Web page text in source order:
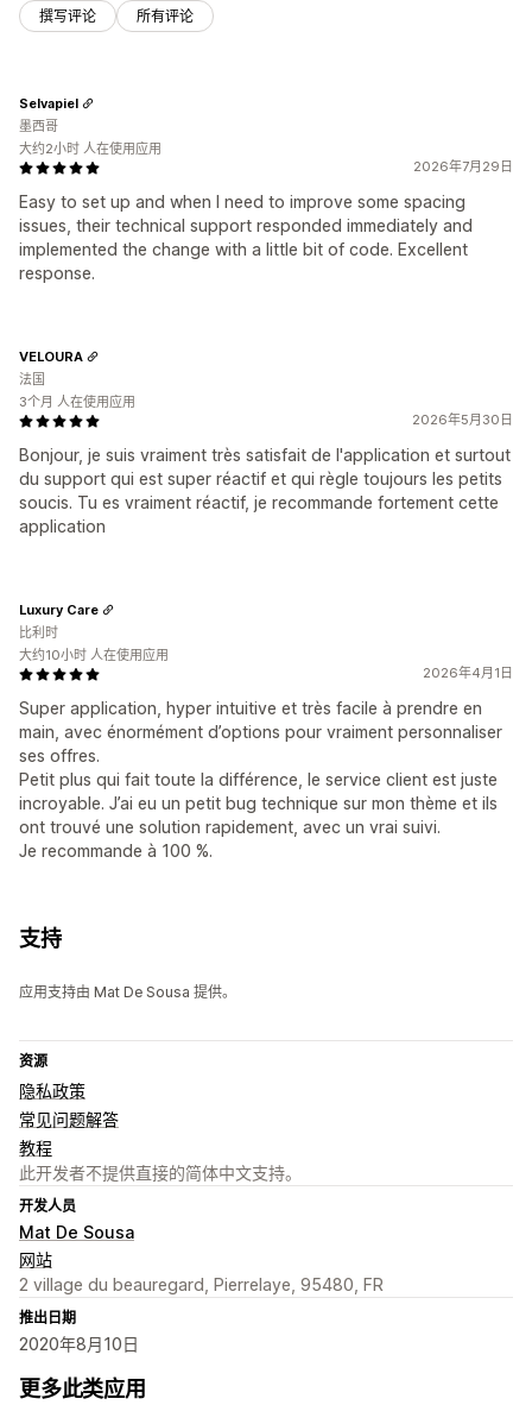
撰写评论 所有评论
2026年7月29日
Easy to set up and when I need to improve some spacing
issues, their technical support responded immediately and
implemented the change with a little bit of code. Excellent
response.
Selvapiel
墨西哥
大约2小时 人在使用应用
2026年5月30日
Bonjour, je suis vraiment très satisfait de l'application et surtout
du support qui est super réactif et qui règle toujours les petits
soucis. Tu es vraiment réactif, je recommande fortement cette
application
VELOURA
法国
3个月 人在使用应用
2026年4月1日
Super application, hyper intuitive et très facile à prendre en
main, avec énormément d’options pour vraiment personnaliser
ses offres.
Petit plus qui fait toute la différence, le service client est juste
incroyable. J’ai eu un petit bug technique sur mon thème et ils
ont trouvé une solution rapidement, avec un vrai suivi.
Je recommande à 100 %.
Luxury Care
比利时
大约10小时 人在使用应用
支持
应用支持由 Mat De Sousa 提供。
资源
隐私政策
常见问题解答
教程
此开发者不提供直接的简体中文支持。
开发人员
Mat De Sousa
网站
2 village du beauregard, Pierrelaye, 95480, FR
推出日期
2020年8月10日
更多此类应用